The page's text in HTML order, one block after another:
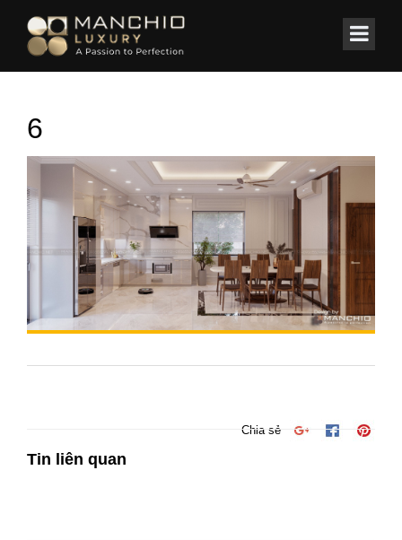
Home/Nhà phố/Nhà Phố phong cách tân cổ
6
Chia sẻ
Tin liên quan